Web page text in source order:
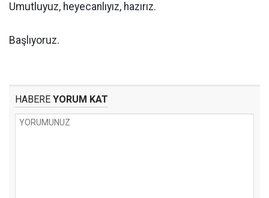
Umutluyuz, heyecanlıyız, hazırız.
Başlıyoruz.
HABERE YORUM KAT